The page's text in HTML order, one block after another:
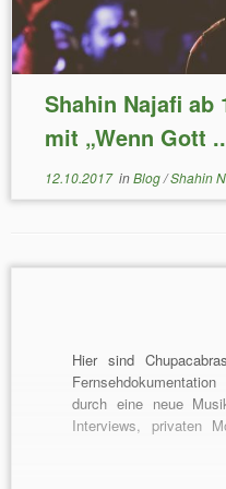
Shahin Najafi ab
mit „Wenn Gott
12.10.2017inBlog/Shahin
Hier sind
durch eine neue
Interviews, privaten